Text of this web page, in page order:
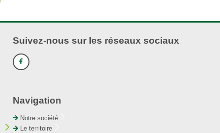
Suivez-nous sur les réseaux sociaux
Navigation
Notre société
Le territoire